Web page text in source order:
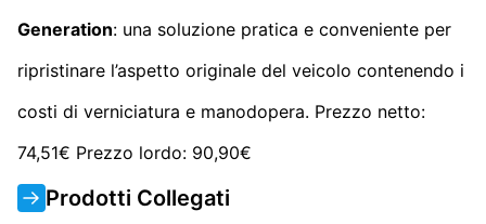
Generation: una soluzione pratica e conveniente per
ripristinare l’aspetto originale del veicolo contenendo i
costi di verniciatura e manodopera. Prezzo netto:
74,51€ Prezzo lordo: 90,90€
Prodotti Collegati